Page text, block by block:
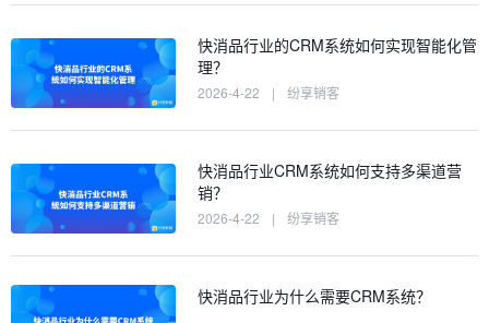
快消品行业的CRM系统如何实现智能化管
理？
2026-4-22 | 纷享销客
快消品行业CRM系统如何支持多渠道营
销？
2026-4-22 | 纷享销客
快消品行业为什么需要CRM系统？